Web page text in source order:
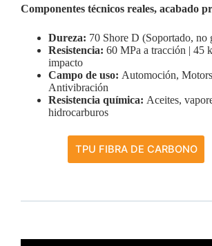
Componentes técnicos reales, acabado
Dureza: 70 Shore D (Soportado, no
Resistencia: 60 MPa a tracción | 45
impacto
Campo de uso: Automoción,
Antivibración
Resistencia química: Aceites,
hidrocarburos
TPU FIBRA DE CARBONO